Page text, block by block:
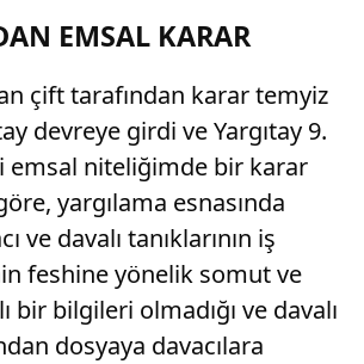
EMSAL KARAR
çift tarafından karar temyiz
devreye girdi ve Yargıtay 9.
emsal niteliğimde bir karar
yargılama esnasında
ve davalı tanıklarının iş
feshine yönelik somut ve
bir bilgileri olmadığı ve davalı
dosyaya davacılara